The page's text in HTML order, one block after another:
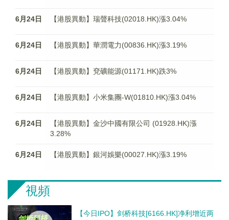
6月24日 【港股異動】瑞聲科技(02018.HK)漲3.04%
6月24日 【港股異動】華潤電力(00836.HK)漲3.19%
6月24日 【港股異動】兗礦能源(01171.HK)跌3%
6月24日 【港股異動】小米集團-W(01810.HK)漲3.04%
6月24日
【港股異動】金沙中國有限公司 (01928.HK)漲
3.28%
6月24日 【港股異動】銀河娛樂(00027.HK)漲3.19%
視頻
【今日IPO】剑桥科技[6166.HK]净利增近两